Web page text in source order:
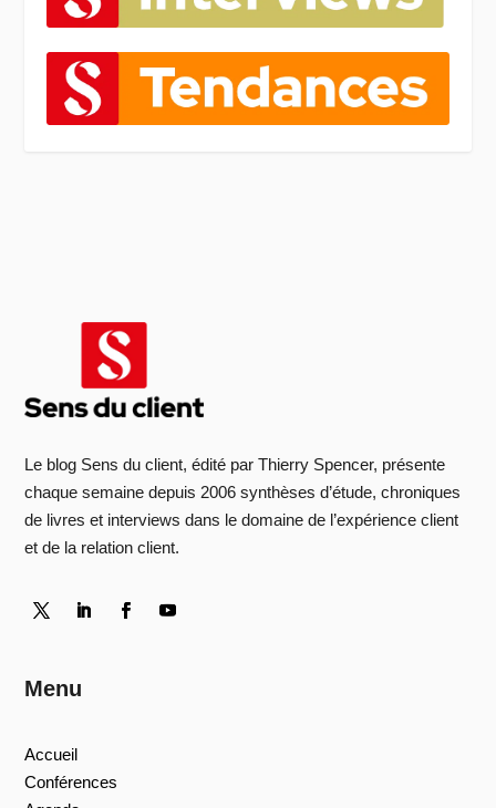
Le blog Sens du client, édité par Thierry Spencer, présente
chaque semaine depuis 2006 synthèses d’étude, chroniques
de livres et interviews dans le domaine de l’expérience client
et de la relation client.
Menu
Accueil
Conférences